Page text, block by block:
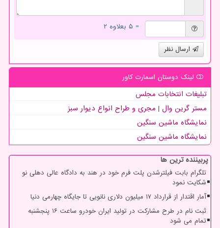
= ۵ بعلاوه ۲
ارسال نظر
لینک دوستان اسمارت كاور
تبلیغات انتخابات مجلس
مستر گرین وال | مجری و طراح انواع دیوار سبز
نمایشگاه ماشین سنگین
نمایشگاه ماشین سنگین
پربیننده ترین ها
تلگرام بابت فیلترشدن پلت فرم خود در هند به دادگاه عالی دهلی نو
شکایت نمود
آمار اقتدار از قرارداد ۱۷ میلیون دلاری نانویی تا جایگاه چهارمی دنیا
ثبت نام در طرح مشارکت در تولید ایران خودرو ساعت ۱۶ پنجشنبه
تمام می شود